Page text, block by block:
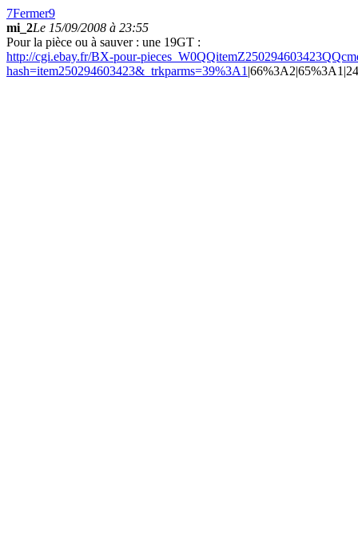
7Fermer9
mi_2Le 15/09/2008 à 23:55
Pour la pièce ou à sauver : une 19GT :
http://cgi.ebay.fr/BX-pour-
hash=item250294603423&_trkparms=39%3A1